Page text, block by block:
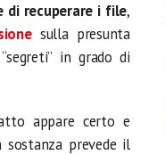
di recuperare i file,
sulla presunta
in grado di
appare certo e
prevede il